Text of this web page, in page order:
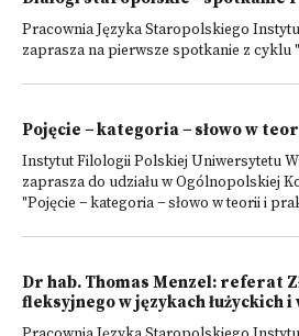
Pracownia Języka Staropolskiego
zaprasza na pierwsze spotkanie z cyklu
Pojęcie − kategoria − słowo w
Instytut Filologii Polskiej Uniwersytetu
zaprasza do udziału w Ogólnopolskiej
"Pojęcie − kategoria − słowo w teorii i
Dr hab. Thomas Menzel: referat
fleksyjnego w językach łużyckich i